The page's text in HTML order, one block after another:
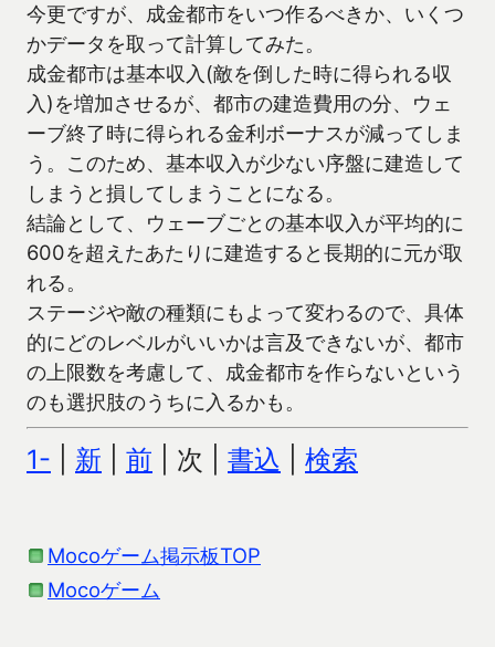
今更ですが、成金都市をいつ作るべきか、いくつ
かデータを取って計算してみた。
成金都市は基本収入(敵を倒した時に得られる収
入)を増加させるが、都市の建造費用の分、ウェ
ーブ終了時に得られる金利ボーナスが減ってしま
う。このため、基本収入が少ない序盤に建造して
しまうと損してしまうことになる。
結論として、ウェーブごとの基本収入が平均的に
600を超えたあたりに建造すると長期的に元が取
れる。
ステージや敵の種類にもよって変わるので、具体
的にどのレベルがいいかは言及できないが、都市
の上限数を考慮して、成金都市を作らないという
のも選択肢のうちに入るかも。
1- 新 前 | 次 | 書込 検索
Mocoゲーム掲示板TOP
Mocoゲーム